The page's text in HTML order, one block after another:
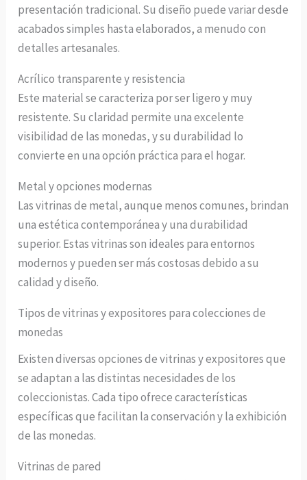
presentación tradicional. Su diseño puede variar desde
acabados simples hasta elaborados, a menudo con
detalles artesanales.
Acrílico transparente y resistencia
Este material se caracteriza por ser ligero y muy
resistente. Su claridad permite una excelente
visibilidad de las monedas, y su durabilidad lo
convierte en una opción práctica para el hogar.
Metal y opciones modernas
Las vitrinas de metal, aunque menos comunes, brindan
una estética contemporánea y una durabilidad
superior. Estas vitrinas son ideales para entornos
modernos y pueden ser más costosas debido a su
calidad y diseño.
Tipos de vitrinas y expositores para colecciones de
monedas
Existen diversas opciones de vitrinas y expositores que
se adaptan a las distintas necesidades de los
coleccionistas. Cada tipo ofrece características
específicas que facilitan la conservación y la exhibición
de las monedas.
Vitrinas de pared